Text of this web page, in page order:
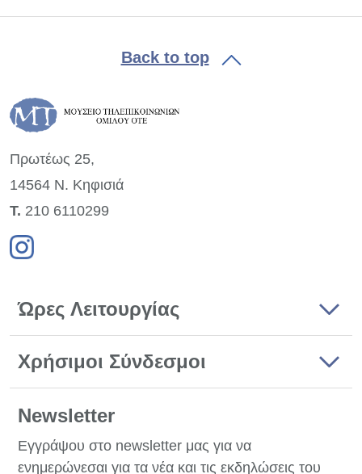
Back to top
Πρωτέως 25,
14564 Ν. Κηφισιά
Τ. 210 6110299
Ώρες Λειτουργίας
Χρήσιμοι Σύνδεσμοι
Newsletter
Εγγράψου στο newsletter μας για να
ενημερώνεσαι για τα νέα και τις εκδηλώσεις του